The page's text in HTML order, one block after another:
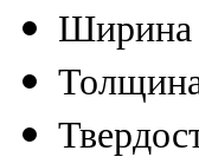
Ширина